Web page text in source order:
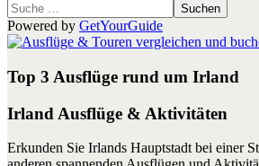
Suchen
Powered by GetYourGuide
Top 3 Ausflüge rund um Irland
Irland Ausflüge & Aktivitäten
Erkunden Sie Irlands Hauptstadt bei einer